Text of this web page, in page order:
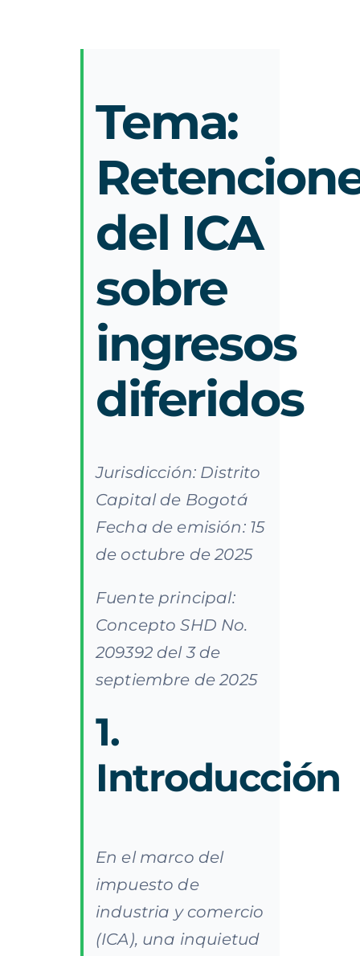
Tema:
del ICA
sobre
ingresos
diferidos
Jurisdicción: Distrito
Capital de Bogotá
Fecha de emisión: 15
de octubre de 2025
Fuente principal:
Concepto SHD No.
209392 del 3 de
septiembre de 2025
1.
Introducción
En el marco del
impuesto de
industria y comercio
(ICA), una inquietud